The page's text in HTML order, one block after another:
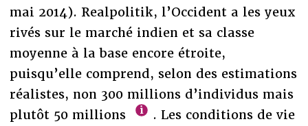
mai 2014). Realpolitik, l’Occident a les yeux
rivés sur le marché indien et sa classe
moyenne à la base encore étroite,
puisqu’elle comprend, selon des estimations
réalistes, non 300 millions d’individus mais
plutôt 50 millions
. Les conditions de vie